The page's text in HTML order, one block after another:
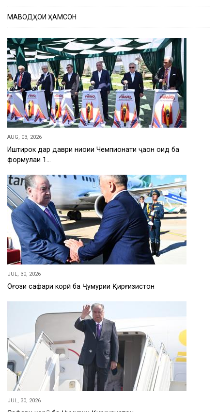
МАВОДҲОИ ҲАМСОН
AUG, 03, 2026
Иштирок дар даври ниҳоии Чемпионати ҷаҳон оид ба
формулаи 1…
JUL, 30, 2026
Оғози сафари корӣ ба Ҷумҳурии Қирғизистон
JUL, 30, 2026